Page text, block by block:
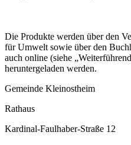
Die Produkte werden über den
für Umwelt sowie über den
auch online (siehe
heruntergeladen werden.
Gemeinde Kleinostheim
Rathaus
Kardinal-Faulhaber-Straße 12